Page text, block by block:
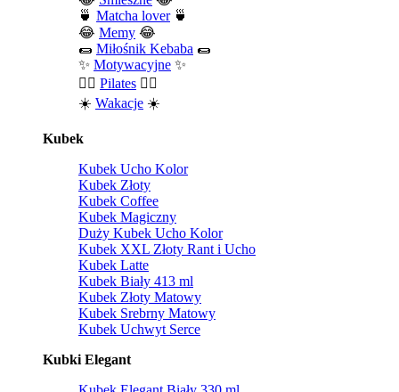
🍵 Matcha lover🍵
😂 Memy 😂
🌯 Miłośnik Kebaba 🌯
✨ Motywacyjne ✨
🧘‍♀️ Pilates 🧘‍♀️
☀️ Wakacje ☀️
Kubek
Kubek Ucho Kolor
Kubek Złoty
Kubek Coffee
Kubek Magiczny
Duży Kubek Ucho Kolor
Kubek XXL Złoty Rant i Ucho
Kubek Latte
Kubek Biały 413 ml
Kubek Złoty Matowy
Kubek Srebrny Matowy
Kubek Uchwyt Serce
Kubki Elegant